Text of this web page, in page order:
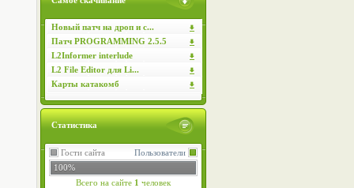
Новый патч на дроп и с...
Патч PROGRAMMING 2.5.5
L2Informer interlude
L2 File Editor для Li...
Карты катакомб
Статистика
Пользователи
Гости сайта
100%
Всего на сайте 1 человек